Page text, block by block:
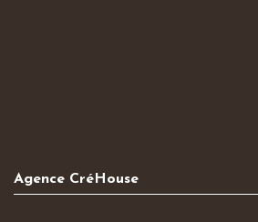
Agence CréHouse